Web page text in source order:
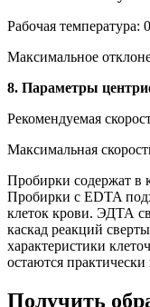
Рабочая температура:
Максимальное
8. Параметры
Рекомендуемая
Максимальная
Пробирки содержат в
Пробирки с EDTA
клеток крови. ЭДТА
каскад реакций
характеристики
остаются
Получить